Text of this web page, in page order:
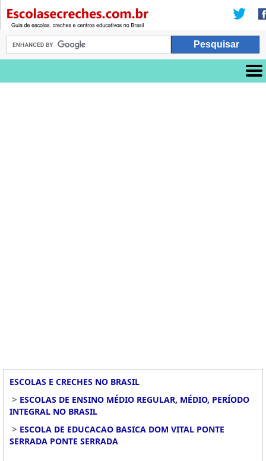
ESCOLAS E CRECHES NO BRASIL
> ESCOLAS DE ENSINO MÉDIO REGULAR, MÉDIO, PERÍODO
INTEGRAL NO BRASIL
> ESCOLA DE EDUCACAO BASICA DOM VITAL PONTE
SERRADA PONTE SERRADA